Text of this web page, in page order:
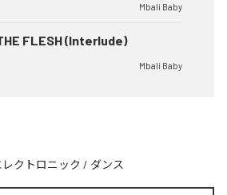
Mbali Baby
FLESH (Interlude)
Mbali Baby
レクトロニック / ダンス